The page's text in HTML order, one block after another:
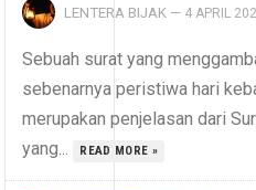
LENTERA BIJAK — 4 APRIL
Sebuah surat yang
sebenarnya peristiwa hari
merupakan penjelasan dari
yang...
READ MORE »